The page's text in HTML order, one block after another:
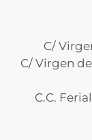
C/
C/ Virgen de
C.C.